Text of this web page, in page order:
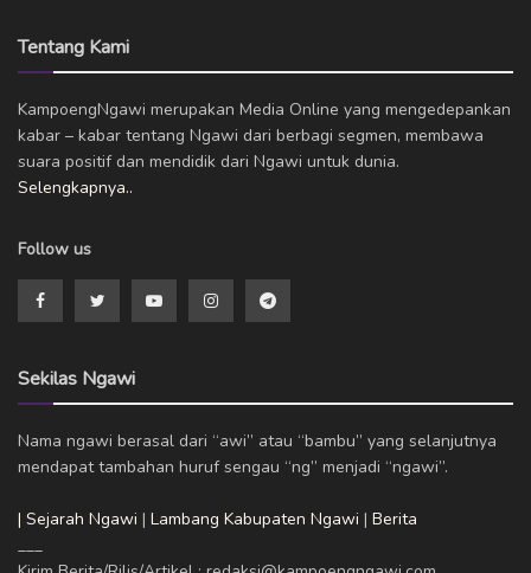
Tentang Kami
KampoengNgawi merupakan Media Online yang mengedepankan
kabar – kabar tentang Ngawi dari berbagi segmen, membawa
suara positif dan mendidik dari Ngawi untuk dunia.
Selengkapnya..
Follow us
Sekilas Ngawi
Nama ngawi berasal dari “awi” atau “bambu” yang selanjutnya
mendapat tambahan huruf sengau “ng” menjadi “ngawi”.
| Sejarah Ngawi | Lambang Kabupaten Ngawi | Berita